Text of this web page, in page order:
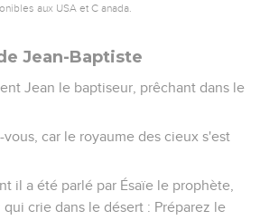
aux USA et C anada.
Jean-Baptiste
Jean le baptiseur, prêchant dans le
car le royaume des cieux s'est
il a été parlé par Ésaïe le prophète,
crie dans le désert : Préparez le